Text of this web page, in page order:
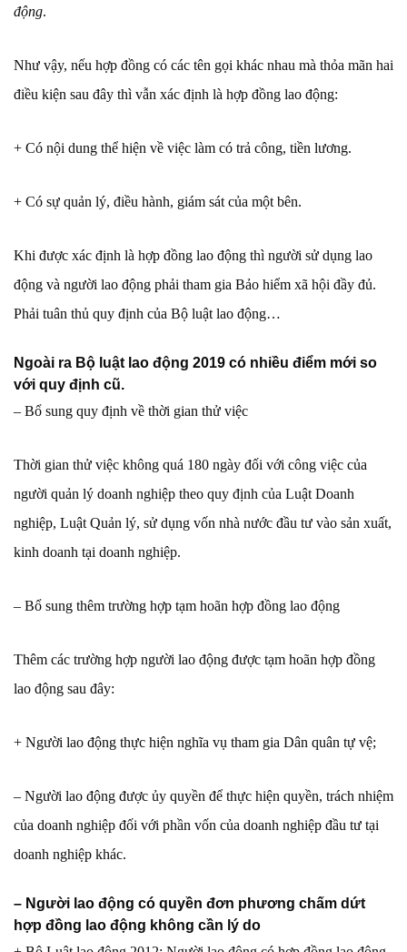
động.
Như vậy, nếu hợp đồng có các tên gọi khác nhau mà thỏa mãn hai
điều kiện sau đây thì vẫn xác định là hợp đồng lao động:
+ Có nội dung thể hiện về việc làm có trả công, tiền lương.
+ Có sự quản lý, điều hành, giám sát của một bên.
Khi được xác định là hợp đồng lao động thì người sử dụng lao
động và người lao động phải tham gia Bảo hiểm xã hội đầy đủ.
Phải tuân thủ quy định của Bộ luật lao động…
Ngoài ra Bộ luật lao động 2019 có nhiều điểm mới so
với quy định cũ.
– Bổ sung quy định về thời gian thử việc
Thời gian thử việc không quá 180 ngày đối với công việc của
người quản lý doanh nghiệp theo quy định của Luật Doanh
nghiệp, Luật Quản lý, sử dụng vốn nhà nước đầu tư vào sản xuất,
kinh doanh tại doanh nghiệp.
– Bổ sung thêm trường hợp tạm hoãn hợp đồng lao động
Thêm các trường hợp người lao động được tạm hoãn hợp đồng
lao động sau đây:
+ Người lao động thực hiện nghĩa vụ tham gia Dân quân tự vệ;
– Người lao động được ủy quyền để thực hiện quyền, trách nhiệm
của doanh nghiệp đối với phần vốn của doanh nghiệp đầu tư tại
doanh nghiệp khác.
– Người lao động có quyền đơn phương chấm dứt
hợp đồng lao động không cần lý do